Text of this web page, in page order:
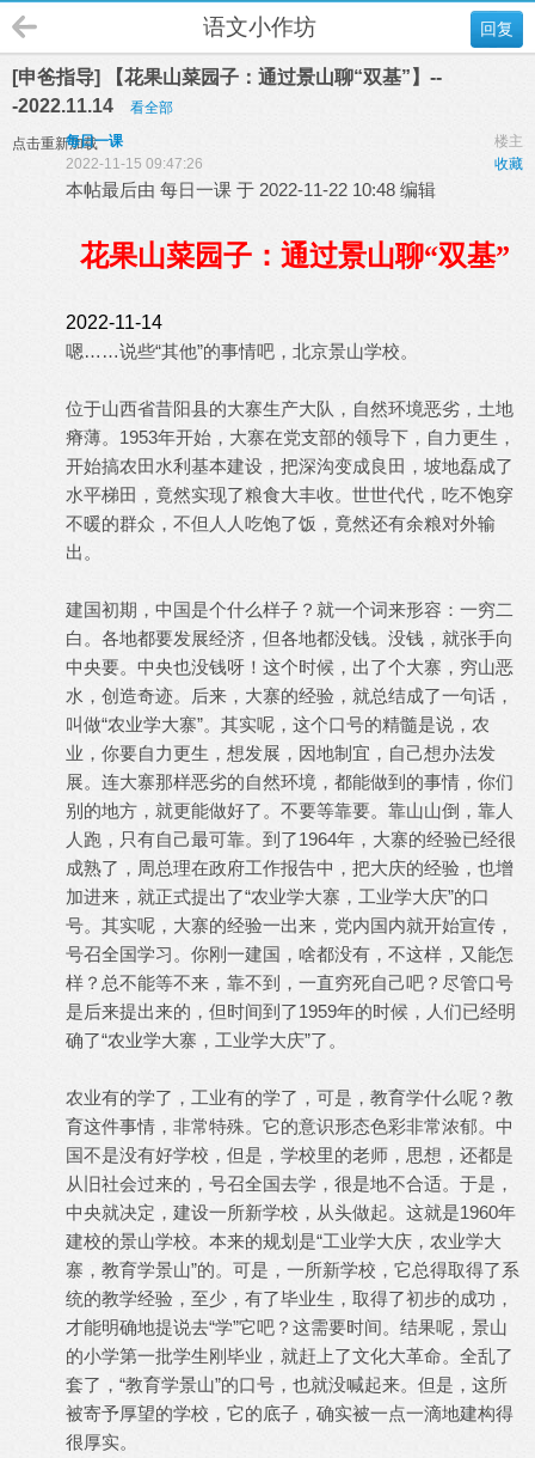
回复
语文小作坊
[申爸指导] 【花果山菜园子：通过景山聊“双基”】--
-2022.11.14
看全部
点击重新加载 楼主
每日一课
收藏
2022-11-15 09:47:26
本帖最后由 每日一课 于 2022-11-22 10:48 编辑
花果山菜园子：通过景山聊“双基”
2022-11-14
嗯……说些“其他”的事情吧，北京景山学校。
位于山西省昔阳县的大寨生产大队，自然环境恶劣，土地
瘠薄。1953年开始，大寨在党支部的领导下，自力更生，
开始搞农田水利基本建设，把深沟变成良田，坡地磊成了
水平梯田，竟然实现了粮食大丰收。世世代代，吃不饱穿
不暖的群众，不但人人吃饱了饭，竟然还有余粮对外输
出。
建国初期，中国是个什么样子？就一个词来形容：一穷二
白。各地都要发展经济，但各地都没钱。没钱，就张手向
中央要。中央也没钱呀！这个时候，出了个大寨，穷山恶
水，创造奇迹。后来，大寨的经验，就总结成了一句话，
叫做“农业学大寨”。其实呢，这个口号的精髓是说，农
业，你要自力更生，想发展，因地制宜，自己想办法发
展。连大寨那样恶劣的自然环境，都能做到的事情，你们
别的地方，就更能做好了。不要等靠要。靠山山倒，靠人
人跑，只有自己最可靠。到了1964年，大寨的经验已经很
成熟了，周总理在政府工作报告中，把大庆的经验，也增
加进来，就正式提出了“农业学大寨，工业学大庆”的口
号。其实呢，大寨的经验一出来，党内国内就开始宣传，
号召全国学习。你刚一建国，啥都没有，不这样，又能怎
样？总不能等不来，靠不到，一直穷死自己吧？尽管口号
是后来提出来的，但时间到了1959年的时候，人们已经明
确了“农业学大寨，工业学大庆”了。
农业有的学了，工业有的学了，可是，教育学什么呢？教
育这件事情，非常特殊。它的意识形态色彩非常浓郁。中
国不是没有好学校，但是，学校里的老师，思想，还都是
从旧社会过来的，号召全国去学，很是地不合适。于是，
中央就决定，建设一所新学校，从头做起。这就是1960年
建校的景山学校。本来的规划是“工业学大庆，农业学大
寨，教育学景山”的。可是，一所新学校，它总得取得了系
统的教学经验，至少，有了毕业生，取得了初步的成功，
才能明确地提说去“学”它吧？这需要时间。结果呢，景山
的小学第一批学生刚毕业，就赶上了文化大革命。全乱了
套了，“教育学景山”的口号，也就没喊起来。但是，这所
被寄予厚望的学校，它的底子，确实被一点一滴地建构得
很厚实。